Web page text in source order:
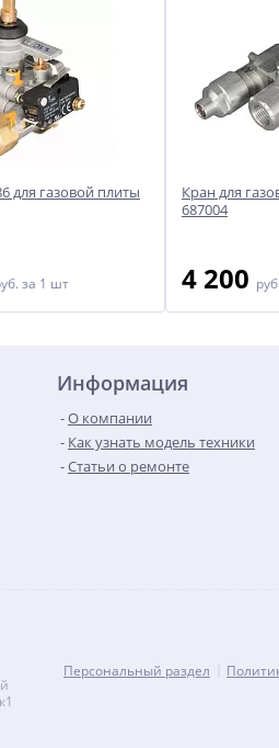
для газовой плиты
за 1 шт
Кран для
687004
4 200 руб.
Информация
О компании
Как узнать модель техники
Статьи о ремонте
Персональный раздел